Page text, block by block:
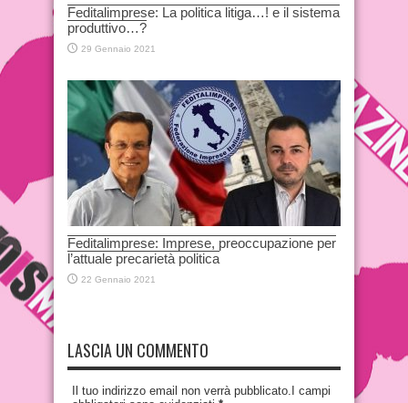
Feditalimprese: La politica litiga…! e il sistema
produttivo…?
29 Gennaio 2021
Feditalimprese: Imprese, preoccupazione per
l’attuale precarietà politica
22 Gennaio 2021
LASCIA UN COMMENTO
Il tuo indirizzo email non verrà pubblicato.I campi